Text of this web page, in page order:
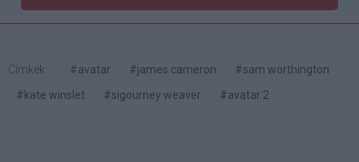
Címkék: #avatar #james cameron
#sam worthington
#kate winslet
#sigourney weaver #avatar 2